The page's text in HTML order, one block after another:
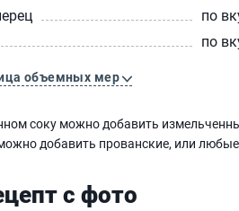
по
по
объемных мер
соку можно добавить
добавить прованские, или
с фото